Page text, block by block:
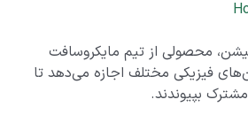
محصولی از تیم مایکروسافت
فیزیکی مختلف اجازه می‌دهد تا
بپیوندند.